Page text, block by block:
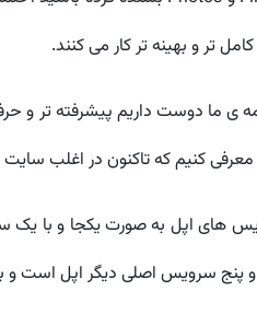
تر و بهینه تر کار می کنند.
دوست داریم پیشرفته تر و
معرفی کنیم که تاکنون در اغلب